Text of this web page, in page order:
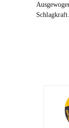
Schlagkraft.